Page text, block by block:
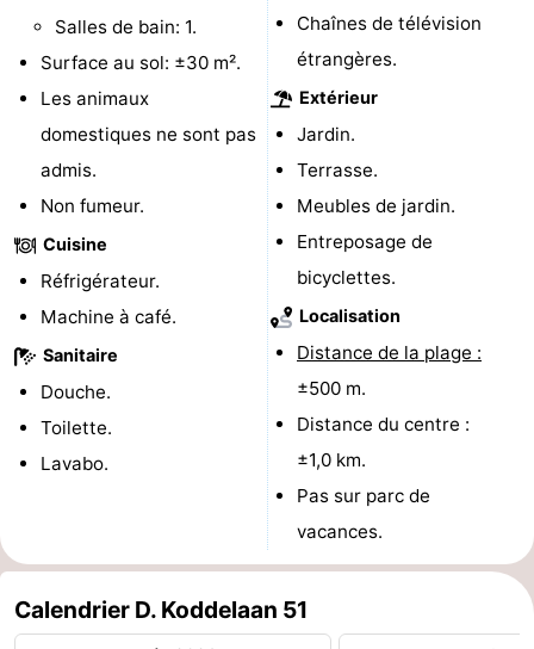
vélo
Équitation
-
de
golf
Peche
Sportive
-
Equitation
Boire
et
manger
Événements
Conduite
de
l'anneau
Pratiques
Forum
Stationnement
Adresses
Salles de bain: 1.
Surface au sol: ±30 m².
Les animaux
domestiques ne sont pas
admis.
Non fumeur.
Cuisine
Réfrigérateur.
Machine à café.
Sanitaire
Douche.
Toilette.
Lavabo.
Chaînes de télévision
étrangères.
Extérieur
Jardin.
Terrasse.
Meubles de jardin.
Entreposage de
bicyclettes.
Localisation
Distance de la plage :
±500 m.
Distance du centre :
±1,0 km.
Pas sur parc de
vacances.
Calendrier D. Koddelaan 51